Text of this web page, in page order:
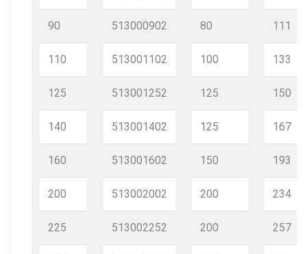
90
110
125
140
160
200
225
513000902
513001102
513001252
513001402
513001602
513002002
513002252
80
100
125
125
150
200
200
111
133
150
167
193
234
257